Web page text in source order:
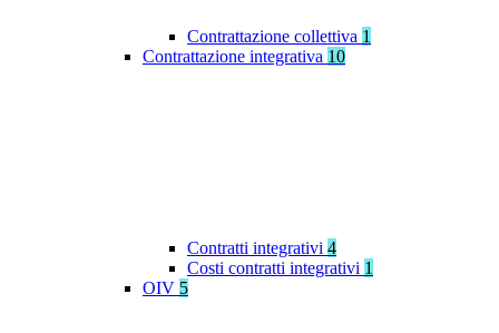
Contrattazione collettiva 1
Contrattazione integrativa 10
Contratti integrativi 4
Costi contratti integrativi 1
OIV 5